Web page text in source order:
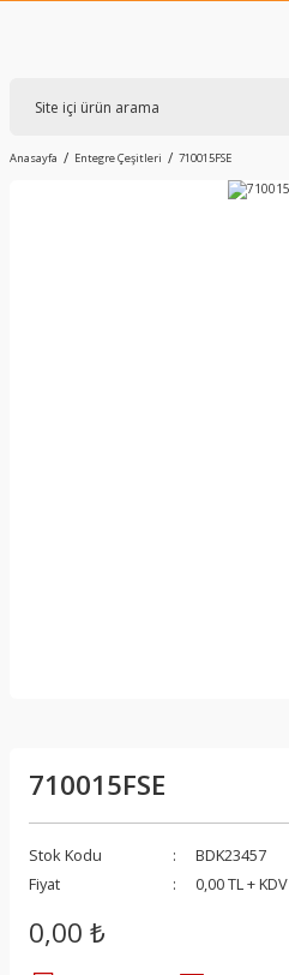
Anasayfa Entegre Çeşitleri 710015FSE
710015FSE
Stok Kodu
BDK23457
Fiyat
0,00 TL + KDV
0,00 ₺